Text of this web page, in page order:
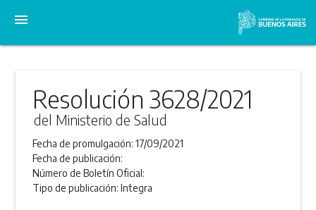
menu
Resolución 3628/2021
del Ministerio de Salud
Fecha de promulgación:17/09/2021
Fecha de publicación:
Número de Boletín Oficial:
Tipo de publicación:Integra